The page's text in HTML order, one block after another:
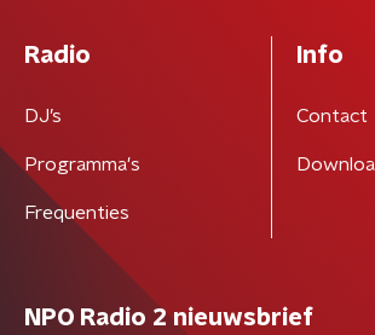
Radio
DJ’s
Programma's
Frequenties
Info
Contact
NPO Radio 2 nieuwsbrief